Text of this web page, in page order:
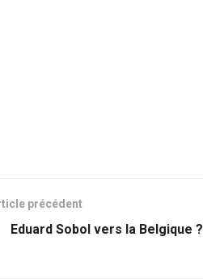
précédent
Eduard Sobol vers la Belgique ?